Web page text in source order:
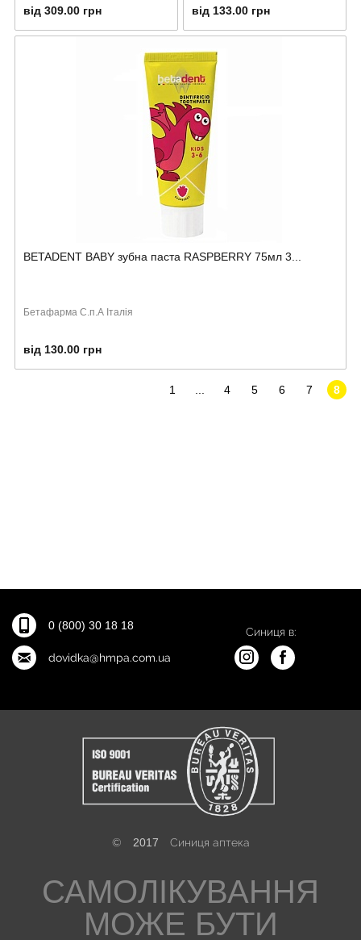
від 309.00 грн від 133.00 грн
BETADENT BABY зубна паста RASPBERRY 75мл 3...
Бетафарма С.п.А Італія
від 130.00 грн
1 4 5 6 7 8
0 (800) 30 18 18
dovidka@hmpa.com.ua
Синиця в:
© 2017 Синиця аптека
САМОЛІКУВАННЯ
МОЖЕ БУТИ